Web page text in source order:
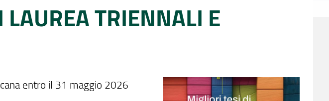
LAUREA TRIENNALI E
entro il 31 maggio 2026